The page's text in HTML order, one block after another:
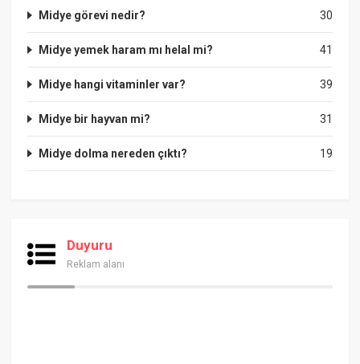
30
Midye görevi nedir?
41
Midye yemek haram mı helal mi?
39
Midye hangi vitaminler var?
31
Midye bir hayvan mi?
19
Midye dolma nereden çıktı?
Duyuru
Reklam alanı